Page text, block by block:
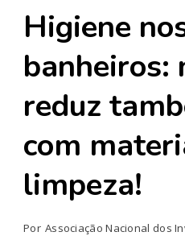
Higiene
banheiros:
reduz
com
limpeza!
Por Associação Nacional dos